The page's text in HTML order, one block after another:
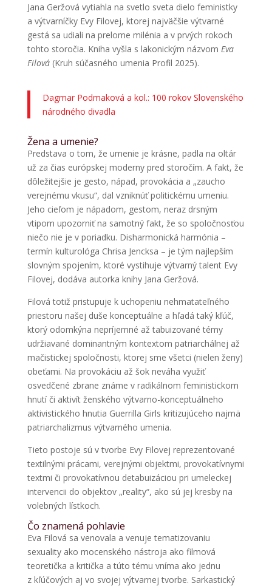
Jana Geržová vytiahla na svetlo sveta dielo feministky
a výtvarníčky Evy Filovej, ktorej najväčšie výtvarné
gestá sa udiali na prelome milénia a v prvých rokoch
tohto storočia. Kniha vyšla s lakonickým názvom Eva
Filová(Kruh súčasného umenia Profil 2025).
Dagmar Podmaková a kol.: 100 rokov Slovenského
národného divadla
Žena a umenie?
Predstava o tom, že umenie je krásne, padla na oltár
už za čias európskej moderny pred storočím. A fakt, že
dôležitejšie je gesto, nápad, provokácia a „zaucho
verejnému vkusu“, dal vzniknúť politickému umeniu.
Jeho cieľom je nápadom, gestom, neraz drsným
vtipom upozorniť na samotný fakt, že so spoločnosťou
niečo nie je v poriadku. Disharmonická harmónia –
termín kulturológa Chrisa Jencksa – je tým najlepším
slovným spojením, ktoré vystihuje výtvarný talent Evy
Filovej, dodáva autorka knihy Jana Geržová.
Filová totiž pristupuje k uchopeniu nehmatateľného
priestoru našej duše konceptuálne a hľadá taký kľúč,
ktorý odomkýna nepríjemné až tabuizované témy
udržiavané dominantným kontextom patriarchálnej až
mačistickej spoločnosti, ktorej sme všetci (nielen ženy)
obeťami. Na provokáciu až šok neváha využiť
osvedčené zbrane známe v radikálnom feministickom
hnutí či aktivít ženského výtvarno-konceptuálneho
aktivistického hnutia Guerrilla Girls kritizujúceho najmä
patriarchalizmus výtvarného umenia.
Tieto postoje sú v tvorbe Evy Filovej reprezentované
textilnými prácami, verejnými objektmi, provokatívnymi
textmi či provokatívnou detabuizáciou pri umeleckej
intervencii do objektov „reality“, ako sú jej kresby na
volebných lístkoch.
Čo znamená pohlavie
Eva Filová sa venovala a venuje tematizovaniu
sexuality ako mocenského nástroja ako filmová
teoretička a kritička a túto tému vníma ako jednu
z kľúčových aj vo svojej výtvarnej tvorbe. Sarkastický